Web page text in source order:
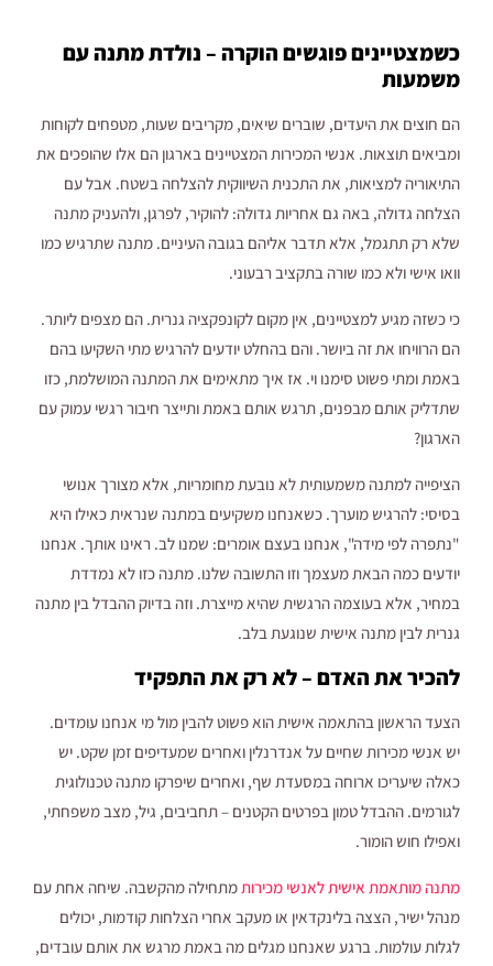
כשמצטיינים פוגשים הוקרה – נולדת מתנה עם
משמעות
הם חוצים את היעדים, שוברים שיאים, מקריבים שעות, מטפחים לקוחות
ומביאים תוצאות. אנשי המכירות המצטיינים בארגון הם אלו שהופכים את
התיאוריה למציאות, את התכנית השיווקית להצלחה בשטח. אבל עם
הצלחה גדולה, באה גם אחריות גדולה: להוקיר, לפרגן, ולהעניק מתנה
שלא רק תתגמל, אלא תדבר אליהם בגובה העיניים. מתנה שתרגיש כמו
וואו אישי ולא כמו שורה בתקציב רבעוני.
כי כשזה מגיע למצטיינים, אין מקום לקונפקציה גנרית. הם מצפים ליותר.
הם הרוויחו את זה ביושר. והם בהחלט יודעים להרגיש מתי השקיעו בהם
באמת ומתי פשוט סימנו וי. אז איך מתאימים את המתנה המושלמת, כזו
שתדליק אותם מבפנים, תרגש אותם באמת ותייצר חיבור רגשי עמוק עם
הארגון?
הציפייה למתנה משמעותית לא נובעת מחומריות, אלא מצורך אנושי
בסיסי: להרגיש מוערך. כשאנחנו משקיעים במתנה שנראית כאילו היא
"נתפרה לפי מידה", אנחנו בעצם אומרים: שמנו לב. ראינו אותך. אנחנו
יודעים כמה הבאת מעצמך וזו התשובה שלנו. מתנה כזו לא נמדדת
במחיר, אלא בעוצמה הרגשית שהיא מייצרת. וזה בדיוק ההבדל בין מתנה
גנרית לבין מתנה אישית שנוגעת בלב.
להכיר את האדם – לא רק את התפקיד
הצעד הראשון בהתאמה אישית הוא פשוט להבין מול מי אנחנו עומדים.
יש אנשי מכירות שחיים על אנדרנלין ואחרים שמעדיפים זמן שקט. יש
כאלה שיעריכו ארוחה במסעדת שף, ואחרים שיפרקו מתנה טכנולוגית
לגורמים. ההבדל טמון בפרטים הקטנים – תחביבים, גיל, מצב משפחתי,
ואפילו חוש הומור.
מתנה מותאמת אישית לאנשי מכירותמתחילה מהקשבה. שיחה אחת עם
מנהל ישיר, הצצה בלינקדאין או מעקב אחרי הצלחות קודמות, יכולים
לגלות עולמות. ברגע שאנחנו מגלים מה באמת מרגש את אותם עובדים,